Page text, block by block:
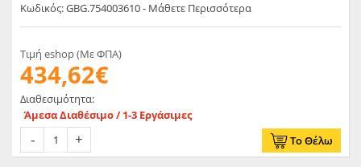
Κωδικός: GBG.754003610 - Μάθετε Περισσότερα
Τιμή eshop (Με ΦΠΑ)
434,62€
Διαθεσιμότητα:
Άμεσα Διαθέσιμο / 1-3 Εργάσιμες
Το Θέλω